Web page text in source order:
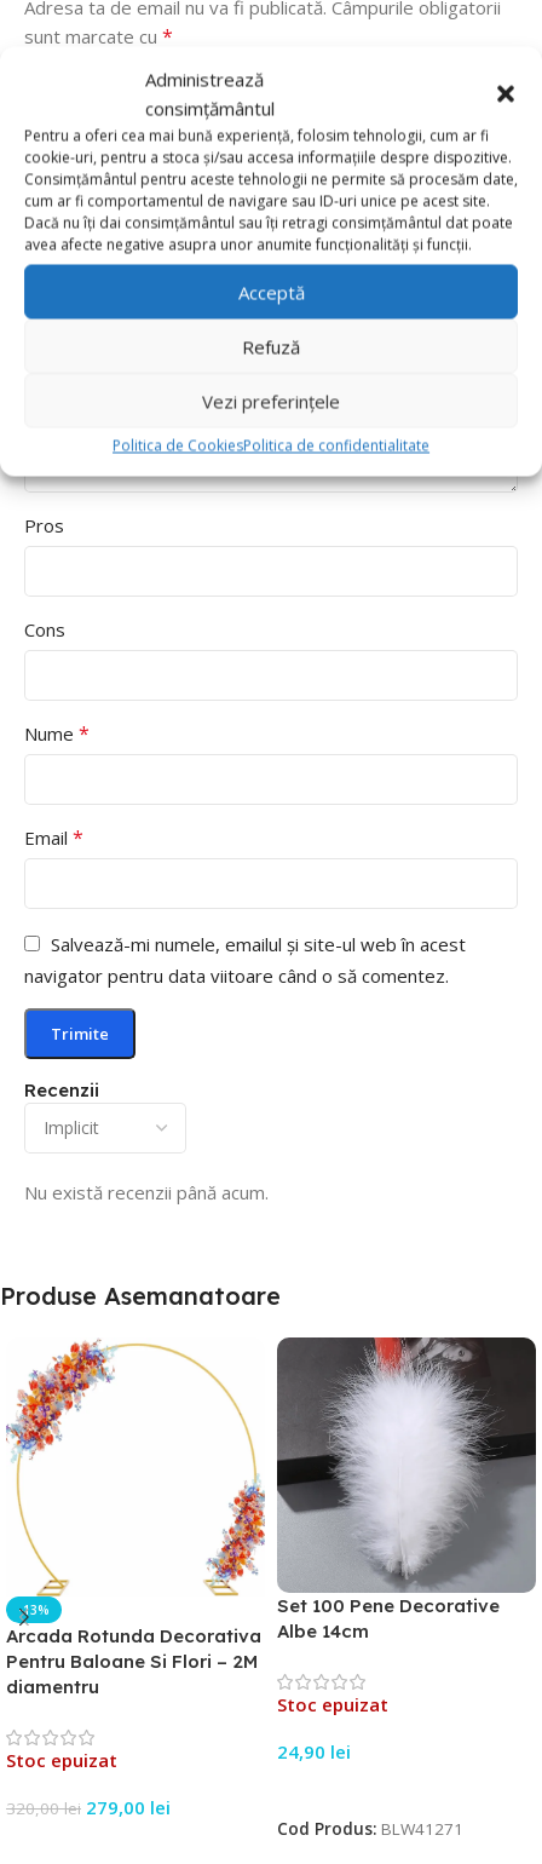
Administrează
consimțământul
Pentru a oferi cea mai bună experiență, folosim tehnologii, cum ar fi
cookie-uri, pentru a stoca și/sau accesa informațiile despre dispozitive.
Consimțământul pentru aceste tehnologii ne permite să procesăm date,
cum ar fi comportamentul de navigare sau ID-uri unice pe acest site.
Dacă nu îți dai consimțământul sau îți retragi consimțământul dat poate
avea afecte negative asupra unor anumite funcționalități și funcții.
Acceptă
Refuză
Vezi preferințele
Politica de CookiesPolitica de confidentialitate
Recenzii
Nu există recenzii până acum.
Adresa ta de email nu va fi publicată. Câmpurile obligatorii
sunt marcate cu *
Value for money
Durability
Delivery speed
Recenzia ta*
Pros
Cons
Nume *
Email *
Salvează-mi numele, emailul și site-ul web în acest
navigator pentru data viitoare când o să comentez.
Produse Asemanatoare
-13%
Arcada Rotunda Decorativa
Pentru Baloane Si Flori – 2M
diamentru
Stoc epuizat
320,00lei 279,00 lei
Set 100 Pene Decorative
Albe 14cm
Stoc epuizat
24,90 lei
Cod Produs: BLW41271